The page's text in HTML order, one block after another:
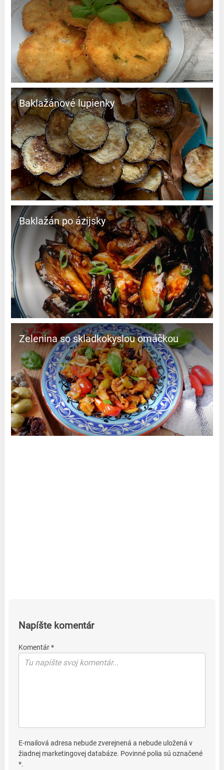
Baklažánové lupienky
Baklažán po ázijsky
Zelenina so skladkokyslou omáčkou
Napíšte komentár
Komentár *
E-mailová adresa nebude zverejnená a nebude uložená v
žiadnej marketingovej databáze. Povinné polia sú označené
*.